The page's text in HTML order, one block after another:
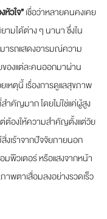
วใจ” เชื่อว่าหลายคนคงเคย
ามได้ต่าง ๆ นานา ซึ่งใน
ารถแสดงอารมณ์ความ
องแต่ละคนออกมาผ่าน
เหตุนี้ เรื่องการดูแลสุขภาพ
สำคัญมาก โดยไม่ใช่แค่ผู้สูง
ต่ต้องให้ความสำคัญตั้งแต่วัย
งเร้าจากปัจจัยภายนอก
มพิวเตอร์ หรือแสงจากหน้า
พตาเสื่อมลงอย่างรวดเร็ว